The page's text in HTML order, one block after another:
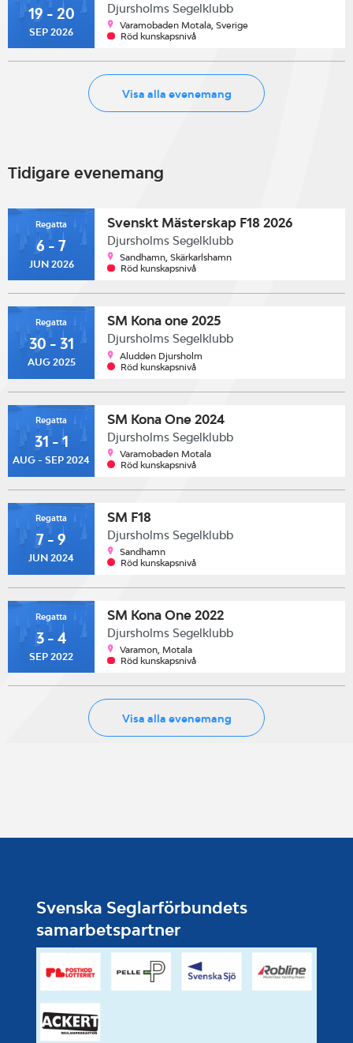
19 - 20
SEP 2026
Djursholms Segelklubb
Varamobaden Motala, Sverige
Röd kunskapsnivå
Visa alla evenemang
Tidigare evenemang
Regatta
6 - 7
JUN 2026
Svenskt Mästerskap F18 2026
Djursholms Segelklubb
Sandhamn, Skärkarlshamn
Röd kunskapsnivå
Regatta
30 - 31
AUG 2025
SM Kona one 2025
Djursholms Segelklubb
Aludden Djursholm
Röd kunskapsnivå
Regatta
31 - 1
AUG - SEP 2024
SM Kona One 2024
Djursholms Segelklubb
Varamobaden Motala
Röd kunskapsnivå
Regatta
7 - 9
JUN 2024
SM F18
Djursholms Segelklubb
Sandhamn
Röd kunskapsnivå
Regatta
3 - 4
SEP 2022
SM Kona One 2022
Djursholms Segelklubb
Varamon, Motala
Röd kunskapsnivå
Visa alla evenemang
Svenska Seglarförbundets
samarbetspartner